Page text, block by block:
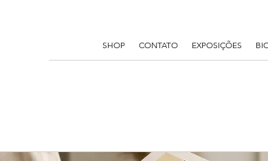
EXPOSIÇÕES
CONTATO
SHOP